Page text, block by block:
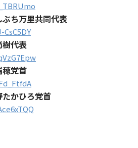
ち万里共同代表
樹代表
穂党首
かひろ党首